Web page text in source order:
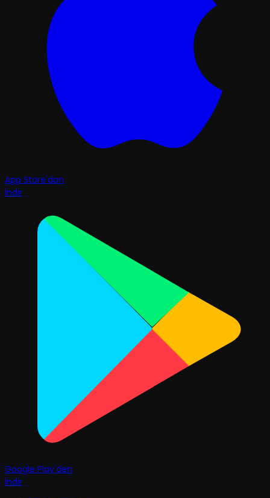
App Store'dan
İndir
Google Play'den
İndir